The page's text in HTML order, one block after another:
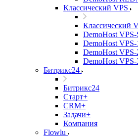
Классический VPS
Классический
DemoHost VPS-
DemoHost VPS-
DemoHost VPS-
DemoHost VPS-
Битрикс24
Битрикс24
Старт+
CRM+
Задачи+
Компания
Flowlu